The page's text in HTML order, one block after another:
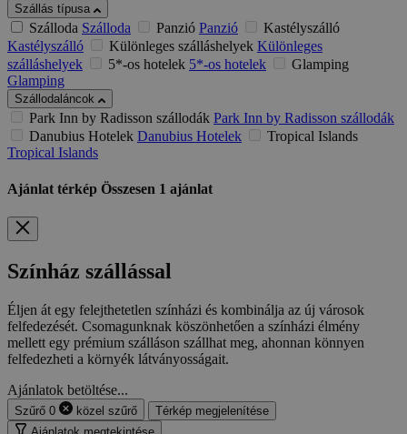
Szállás típusa
Szálloda Szálloda Panzió Panzió
Kastélyszálló
Kastélyszálló
Különleges szálláshelyek Különleges
szálláshelyek
5*-os hotelek 5*-os hotelek
Glamping
Glamping
Szállodaláncok
Park Inn by Radisson szállodák Park Inn by Radisson szállodák
Danubius Hotelek Danubius Hotelek
Tropical Islands
Tropical Islands
Ajánlat térkép Összesen 1 ajánlat
Színház szállással
Éljen át egy felejthetetlen színházi és kombinálja az új városok
felfedezését. Csomagunknak köszönhetően a színházi élmény
mellett egy prémium szálláson szállhat meg, ahonnan könnyen
felfedezheti a környék látványosságait.
Ajánlatok betöltése...
Szűrő 0 közel szűrő
Térkép megjelenítése